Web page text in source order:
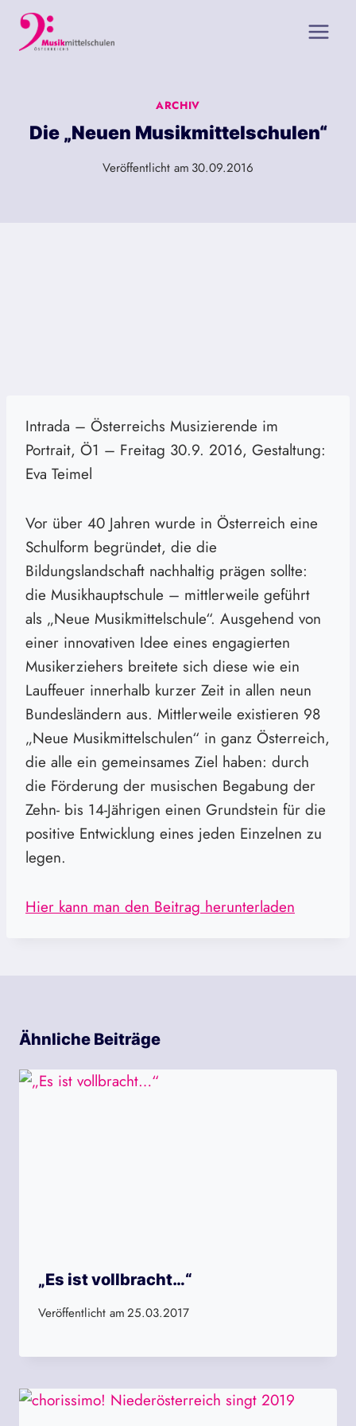
Zum
Inhalt
ARCHIV
Die „Neuen Musikmittelschulen“
Veröffentlicht am 30.09.2016
Intrada – Österreichs Musizierende im
Portrait, Ö1 – Freitag 30.9. 2016, Gestaltung:
Eva Teimel
Vor über 40 Jahren wurde in Österreich eine
Schulform begründet, die die
Bildungslandschaft nachhaltig prägen sollte:
die Musikhauptschule – mittlerweile geführt
als „Neue Musikmittelschule“. Ausgehend von
einer innovativen Idee eines engagierten
Musikerziehers breitete sich diese wie ein
Lauffeuer innerhalb kurzer Zeit in allen neun
Bundesländern aus. Mittlerweile existieren 98
„Neue Musikmittelschulen“ in ganz Österreich,
die alle ein gemeinsames Ziel haben: durch
die Förderung der musischen Begabung der
Zehn- bis 14-Jährigen einen Grundstein für die
positive Entwicklung eines jeden Einzelnen zu
legen.
Hier kann man den Beitrag herunterladen
Ähnliche Beiträge
„Es ist vollbracht…“
Veröffentlicht am25.03.2017